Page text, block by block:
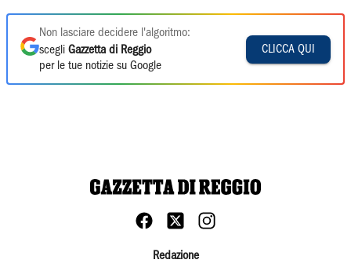
Non lasciare decidere l'algoritmo:
scegli Gazzetta di Reggio
per le tue notizie su Google
CLICCA QUI
Redazione